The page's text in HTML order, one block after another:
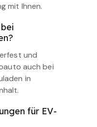
mit Ihnen.
und
auch bei
in
für EV-